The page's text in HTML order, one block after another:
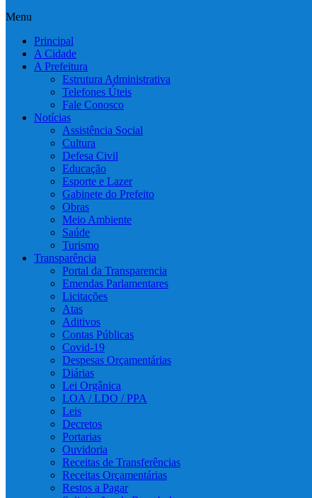
Menu
Principal
A Cidade
A Prefeitura
Estrutura Administrativa
Telefones Úteis
Fale Conosco
Notícias
Assistência Social
Cultura
Defesa Civil
Educação
Esporte e Lazer
Gabinete do Prefeito
Obras
Meio Ambiente
Saúde
Turismo
Transparência
Portal da Transparencia
Emendas Parlamentares
Licitações
Atas
Aditivos
Contas Públicas
Covid-19
Despesas Orçamentárias
Diárias
Lei Orgânica
LOA / LDO / PPA
Leis
Decretos
Portarias
Ouvidoria
Receitas de Transferências
Receitas Orçamentárias
Restos a Pagar